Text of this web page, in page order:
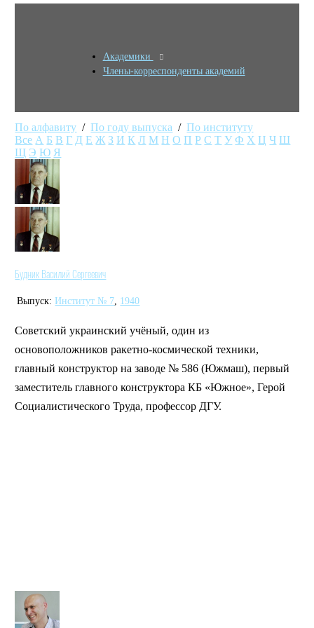
Академики
Члены-корреспонденты академий
По алфавиту /По году выпуска /По институту
Все А Б В Г Д Е Ж З И К Л М Н О П Р С Т У Ф Х Ц Ч Ш
Щ Э Ю Я
Будник Василий Сергеевич
Выпуск: Институт № 7, 1940
Советский украинский учёный, один из
основоположников ракетно-космической техники,
главный конструктор на заводе № 586 (Южмаш), первый
заместитель главного конструктора КБ «Южное», Герой
Социалистического Труда, профессор ДГУ.